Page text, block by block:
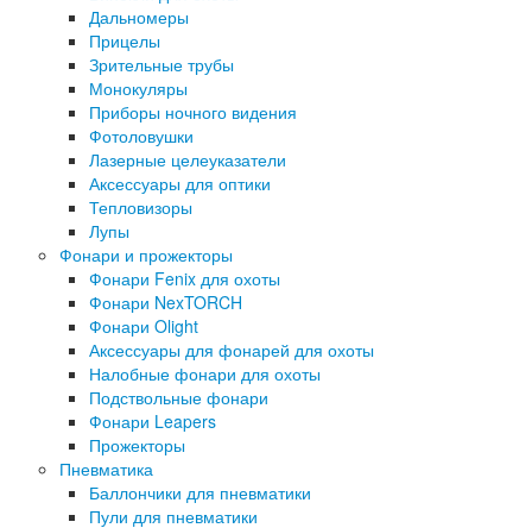
Дальномеры
Прицелы
Зрительные трубы
Монокуляры
Приборы ночного видения
Фотоловушки
Лазерные целеуказатели
Аксессуары для оптики
Тепловизоры
Лупы
Фонари и прожекторы
Фонари Fenix для охоты
Фонари NexTORCH
Фонари Olight
Аксессуары для фонарей для охоты
Налобные фонари для охоты
Подствольные фонари
Фонари Leapers
Прожекторы
Пневматика
Баллончики для пневматики
Пули для пневматики